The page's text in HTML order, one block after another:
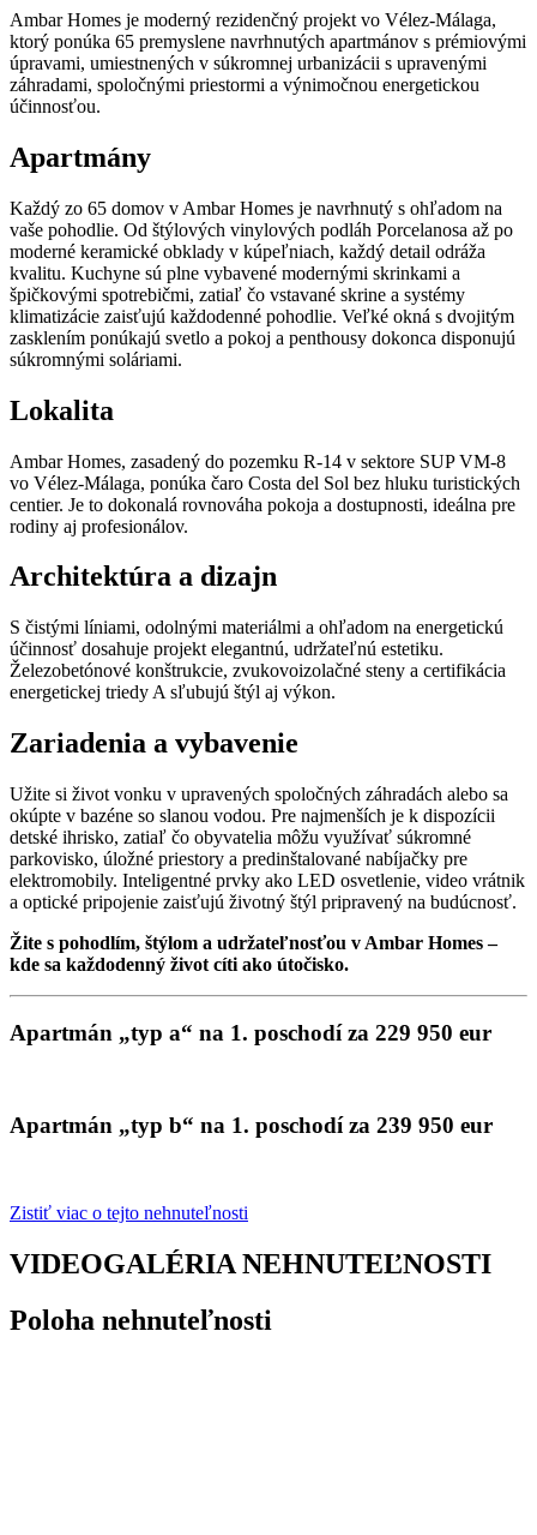
Ambar Homes je moderný rezidenčný projekt vo Vélez-Málaga,
ktorý ponúka 65 premyslene navrhnutých apartmánov s prémiovými
úpravami, umiestnených v súkromnej urbanizácii s upravenými
záhradami, spoločnými priestormi a výnimočnou energetickou
účinnosťou.
Apartmány
Každý zo 65 domov v Ambar Homes je navrhnutý s ohľadom na
vaše pohodlie. Od štýlových vinylových podláh Porcelanosa až po
moderné keramické obklady v kúpeľniach, každý detail odráža
kvalitu. Kuchyne sú plne vybavené modernými skrinkami a
špičkovými spotrebičmi, zatiaľ čo vstavané skrine a systémy
klimatizácie zaisťujú každodenné pohodlie. Veľké okná s dvojitým
zasklením ponúkajú svetlo a pokoj a penthousy dokonca disponujú
súkromnými soláriami.
Lokalita
Ambar Homes, zasadený do pozemku R-14 v sektore SUP VM-8
vo Vélez-Málaga, ponúka čaro Costa del Sol bez hluku turistických
centier. Je to dokonalá rovnováha pokoja a dostupnosti, ideálna pre
rodiny aj profesionálov.
Architektúra a dizajn
S čistými líniami, odolnými materiálmi a ohľadom na energetickú
účinnosť dosahuje projekt elegantnú, udržateľnú estetiku.
Železobetónové konštrukcie, zvukovoizolačné steny a certifikácia
energetickej triedy A sľubujú štýl aj výkon.
Zariadenia a vybavenie
Užite si život vonku v upravených spoločných záhradách alebo sa
okúpte v bazéne so slanou vodou. Pre najmenších je k dispozícii
detské ihrisko, zatiaľ čo obyvatelia môžu využívať súkromné
parkovisko, úložné priestory a predinštalované nabíjačky pre
elektromobily. Inteligentné prvky ako LED osvetlenie, video vrátnik
a optické pripojenie zaisťujú životný štýl pripravený na budúcnosť.
Žite s pohodlím, štýlom a udržateľnosťou v Ambar Homes –
kde sa každodenný život cíti ako útočisko.
Apartmán „typ a“ na 1. poschodí za 229 950 eur
Apartmán „typ b“ na 1. poschodí za 239 950 eur
Zistiť viac o tejto nehnuteľnosti
VIDEOGALÉRIA NEHNUTEĽNOSTI
Poloha nehnuteľnosti